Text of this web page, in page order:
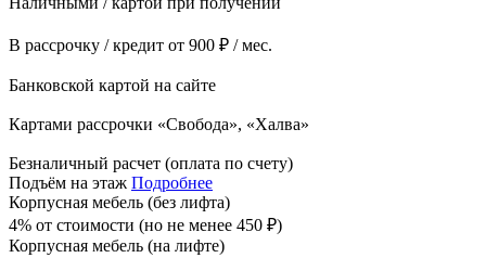
В рассрочку / кредит от 900 ₽ / мес.
Банковской картой на сайте
Картами рассрочки «Свобода», «Халва»
Безналичный расчет (оплата по счету)
Подъём на этаж Подробнее
Корпусная мебель (без лифта)
4% от стоимости (но не менее 450 ₽)
Корпусная мебель (на лифте)